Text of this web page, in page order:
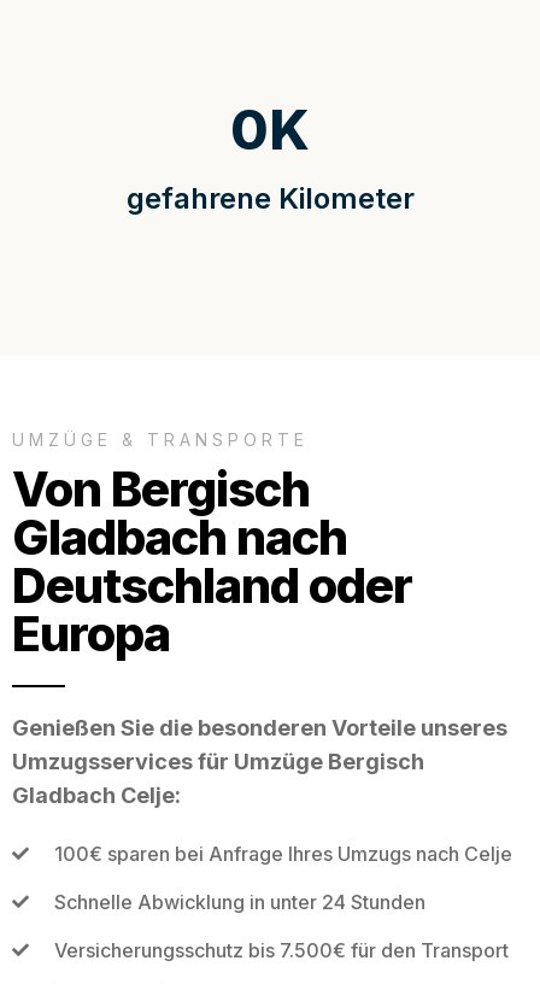
gefahrene Kilometer
0K
UMZÜGE & TRANSPORTE
Von Bergisch
Gladbach nach
Deutschland oder
Europa
Genießen Sie die besonderen Vorteile unseres
Umzugsservices für Umzüge Bergisch
Gladbach Celje:
100€ sparen bei Anfrage Ihres Umzugs nach Celje
Schnelle Abwicklung in unter 24 Stunden
Versicherungsschutz bis 7.500€ für den Transport